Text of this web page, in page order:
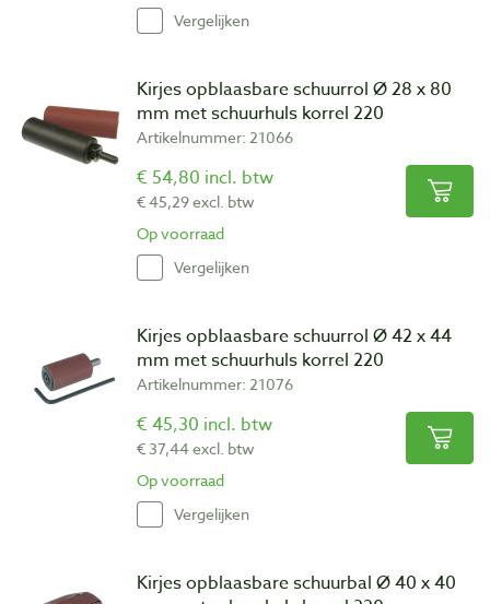
Vergelijken
Kirjes opblaasbare schuurrol Ø 28 x 80
mm met schuurhuls korrel 220
Artikelnummer: 21066
€ 54,80 incl. btw
€ 45,29 excl. btw
Op voorraad
Vergelijken
Kirjes opblaasbare schuurrol Ø 42 x 44
mm met schuurhuls korrel 220
Artikelnummer: 21076
€ 45,30 incl. btw
€ 37,44 excl. btw
Op voorraad
Vergelijken
Kirjes opblaasbare schuurbal Ø 40 x 40